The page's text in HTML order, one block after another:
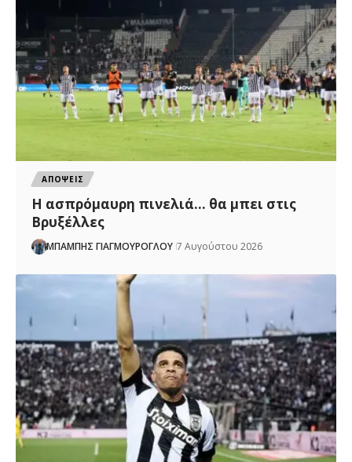
ΑΠΟΨΕΙΣ
Η ασπρόμαυρη πινελιά… θα μπει στις
Βρυξέλλες
ΜΠΑΜΠΗΣ ΓΙΑΓΜΟΥΡΟΓΛΟΥ 7 Αυγούστου 2026